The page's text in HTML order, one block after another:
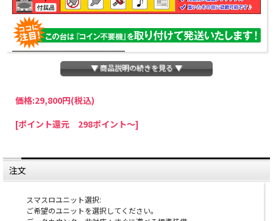
パチスロわっしょいでは、全ての台に「コイン不要機」を無料で取り付けて発送さ
せていただいております。コイン不要機をご利用になられますと、コインが必要な
ていただきましたら、ご注文価格より2000円引きいたします。
※在庫切れの台でも入荷している場合がありますので、電話かメールにてお問い合
わせ下さい。
オプションに関するご注意
▼ 商品説明の続きを見る ▼
価格:29,800円(税込)
[ポイント還元 298ポイント～]
注文
スマスロユニット選択:
ご希望のユニットを選択してください。